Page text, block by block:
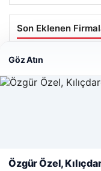
Son Eklenen
Cengiz Sigorta
© 2026 Analiz Gazete –
Web sitemizi nasıl
kullanıyoruz. Çerez
Göz Atın
Özgür Özel,